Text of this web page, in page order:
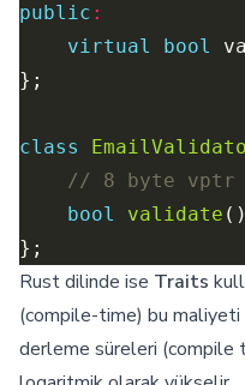
public :
virtual
bool
class
bool
validate
Rust dilinde ise Traits
(compile-time) bu maliyeti
derleme süreleri (compile